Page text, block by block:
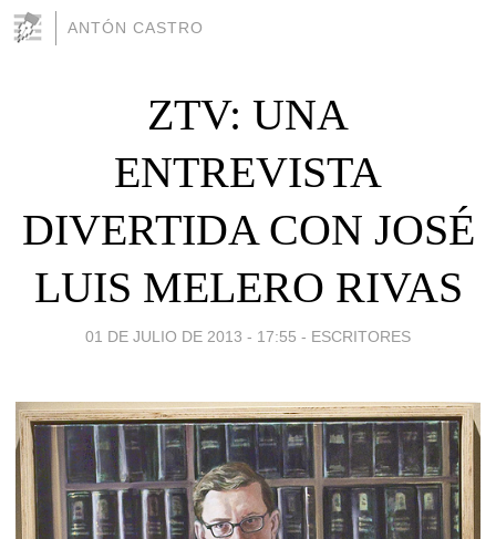
ANTÓN CASTRO
ZTV: UNA
ENTREVISTA
DIVERTIDA CON JOSÉ
LUIS MELERO RIVAS
01 DE JULIO DE 2013 - 17:55 - ESCRITORES